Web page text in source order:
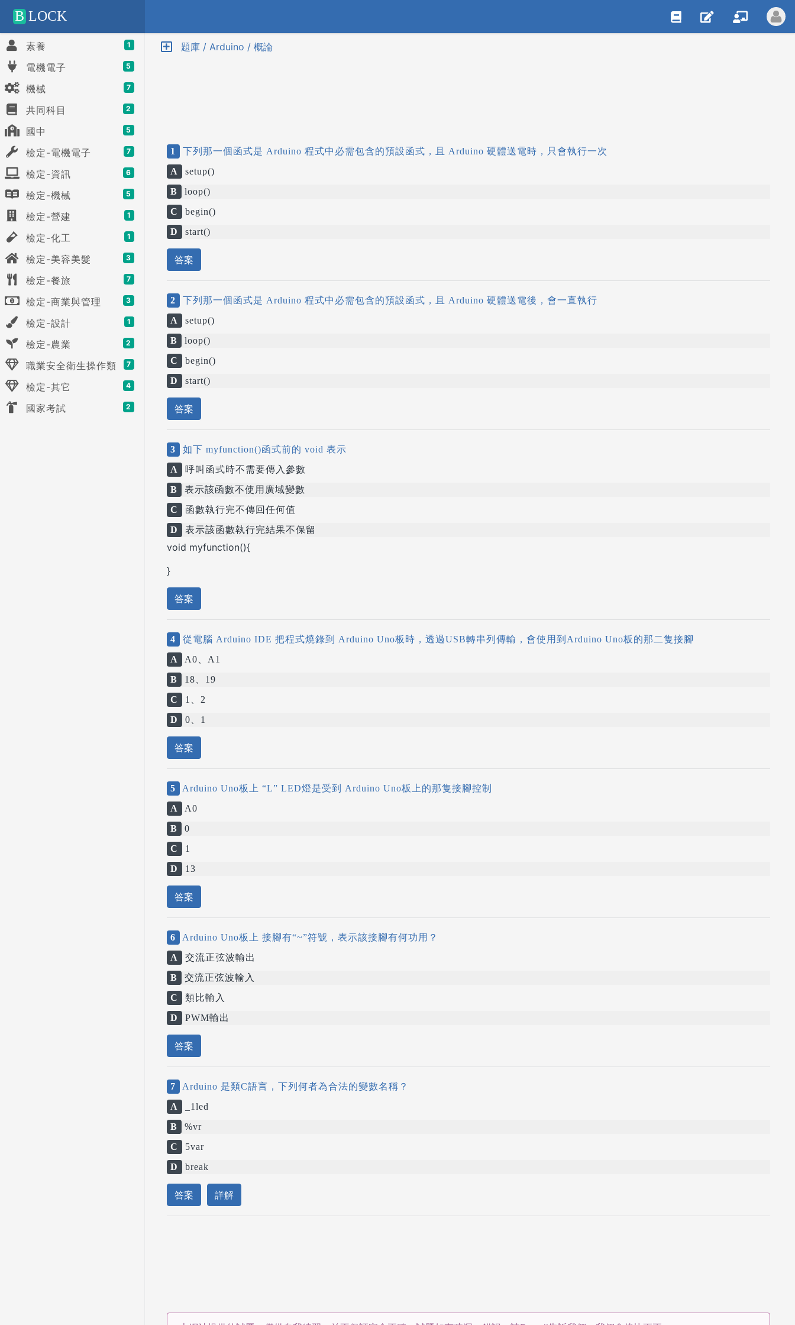
Positive SSL
B LOCK
素養 1
電機電子 5
機械 7
共同科目 2
國中 5
檢定-電機電子 7
檢定-資訊 6
檢定-機械 5
檢定-營建 1
檢定-化工 1
檢定-美容美髮 3
檢定-餐旅 7
檢定-商業與管理 3
檢定-設計 1
檢定-農業 2
職業安全衛生操作類 7
檢定-其它 4
國家考試 2
題庫 / Arduino / 概論
1
下列那一個函式是 Arduino 程式中必需包含的預設函式，且 Arduino 硬體送電時，只會執行一次
A
setup()
B
loop()
C
begin()
D
start()
答案
2
下列那一個函式是 Arduino 程式中必需包含的預設函式，且 Arduino 硬體送電後，會一直執行
A
setup()
B
loop()
C
begin()
D
start()
答案
3
如下 myfunction()函式前的 void 表示
A
呼叫函式時不需要傳入參數
B
表示該函數不使用廣域變數
C
函數執行完不傳回任何值
D
表示該函數執行完結果不保留
void myfunction(){
}
答案
4
從電腦 Arduino IDE 把程式燒錄到 Arduino Uno板時，透過USB轉串列傳輸，會使用到Arduino Uno板的那二隻接腳
A
A0、A1
B
18、19
C
1、2
D
0、1
答案
5
Arduino Uno板上 “L” LED燈是受到 Arduino Uno板上的那隻接腳控制
A
A0
B
0
C
1
D
13
答案
6
Arduino Uno板上 接腳有“~”符號，表示該接腳有何功用？
A
交流正弦波輸出
B
交流正弦波輸入
C
類比輸入
D
PWM輸出
答案
7
Arduino 是類C語言，下列何者為合法的變數名稱？
A
_1led
B
%vr
C
5var
D
break
答案 詳解